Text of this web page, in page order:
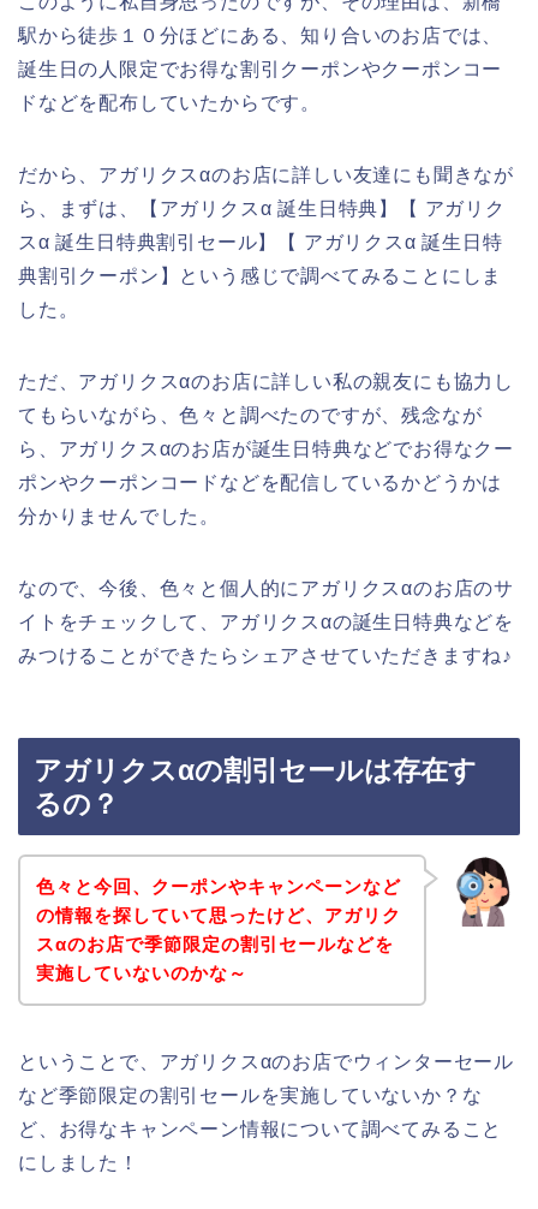
駅から徒歩１０分ほどにある、知り合いのお店では、
誕生日の人限定でお得な割引クーポンやクーポンコー
ドなどを配布していたからです。
だから、アガリクスαのお店に詳しい友達にも聞きなが
ら、まずは、【アガリクスα 誕生日特典】【 アガリク
スα 誕生日特典割引セール】【 アガリクスα 誕生日特
典割引クーポン】という感じで調べてみることにしま
した。
ただ、アガリクスαのお店に詳しい私の親友にも協力し
てもらいながら、色々と調べたのですが、残念なが
ら、アガリクスαのお店が誕生日特典などでお得なクー
ポンやクーポンコードなどを配信しているかどうかは
分かりませんでした。
なので、今後、色々と個人的にアガリクスαのお店のサ
イトをチェックして、アガリクスαの誕生日特典などを
みつけることができたらシェアさせていただきますね♪
アガリクスαの割引セールは存在す
るの？
色々と今回、クーポンやキャンペーンなど
の情報を探していて思ったけど、アガリク
スαのお店で季節限定の割引セールなどを
実施していないのかな～
ということで、アガリクスαのお店でウィンターセール
など季節限定の割引セールを実施していないか？な
ど、お得なキャンペーン情報について調べてみること
にしました！